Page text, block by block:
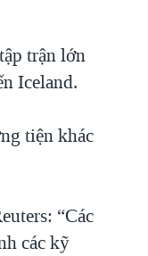
trận lớn
Iceland.
tiện khác
“Các
các kỹ